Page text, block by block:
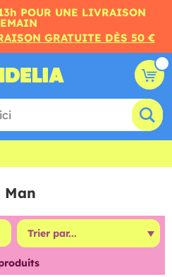
POUR UNE LIVRAISON
GRATUITE DÈS 50 €
Man